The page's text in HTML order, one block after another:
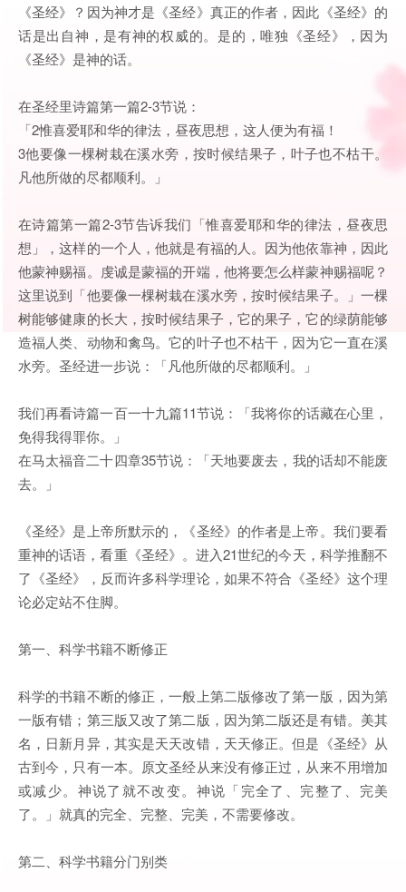
《圣经》？因为神才是《圣经》真正的作者，因此《圣经》的
话是出自神，是有神的权威的。是的，唯独《圣经》，因为
《圣经》是神的话。
在圣经里诗篇第一篇2-3节说：
「2惟喜爱耶和华的律法，昼夜思想，这人便为有福！
3他要像一棵树栽在溪水旁，按时候结果子，叶子也不枯干。
凡他所做的尽都顺利。」
在诗篇第一篇2-3节告诉我们「惟喜爱耶和华的律法，昼夜思
想」，这样的一个人，他就是有福的人。因为他依靠神，因此
他蒙神赐福。虔诚是蒙福的开端，他将要怎么样蒙神赐福呢？
这里说到「他要像一棵树栽在溪水旁，按时候结果子。」一棵
树能够健康的长大，按时候结果子，它的果子，它的绿荫能够
造福人类、动物和禽鸟。它的叶子也不枯干，因为它一直在溪
水旁。圣经进一步说：「凡他所做的尽都顺利。」
我们再看诗篇一百一十九篇11节说：「我将你的话藏在心里，
免得我得罪你。」
在马太福音二十四章35节说：「天地要废去，我的话却不能废
去。」
《圣经》是上帝所默示的，《圣经》的作者是上帝。我们要看
重神的话语，看重《圣经》。进入21世纪的今天，科学推翻不
了《圣经》，反而许多科学理论，如果不符合《圣经》这个理
论必定站不住脚。
第一、科学书籍不断修正
科学的书籍不断的修正，一般上第二版修改了第一版，因为第
一版有错；第三版又改了第二版，因为第二版还是有错。美其
名，日新月异，其实是天天改错，天天修正。但是《圣经》从
古到今，只有一本。原文圣经从来没有修正过，从来不用增加
或减少。神说了就不改变。神说「完全了、完整了、完美
了。」就真的完全、完整、完美，不需要修改。
第二、科学书籍分门别类